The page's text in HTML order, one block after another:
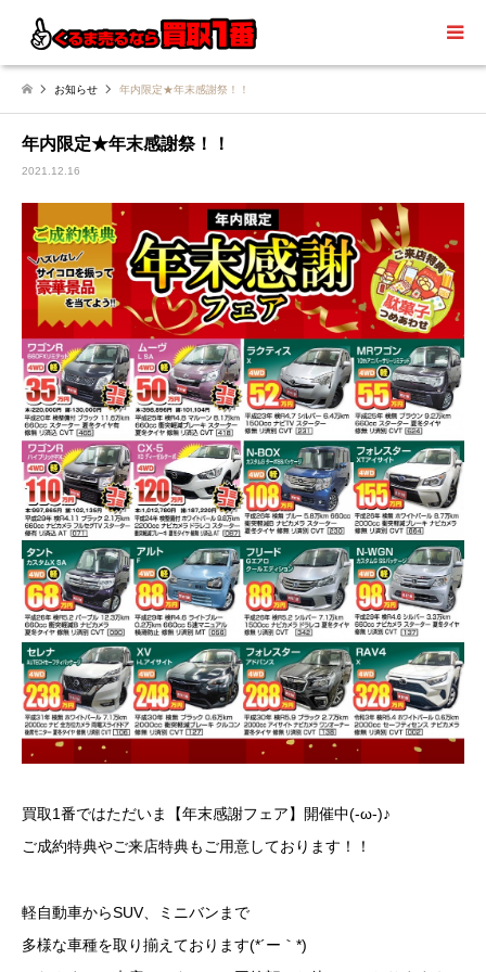
お知らせ 年内限定★年末感謝祭！！
年内限定★年末感謝祭！！
2021.12.16
買取1番ではただいま【年末感謝フェア】開催中(-ω-)♪
ご成約特典やご来店特典もご用意しております！！
軽自動車からSUV、ミニバンまで
多様な車種を取り揃えております(*´ー｀*)